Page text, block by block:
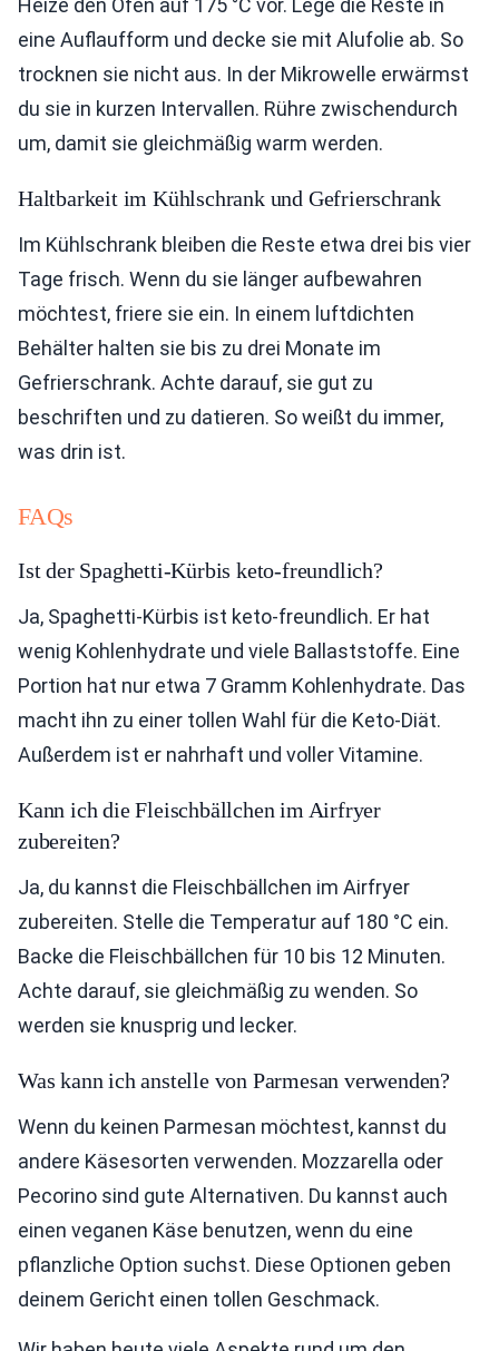
eine Auflaufform und decke sie mit Alufolie ab. So
trocknen sie nicht aus. In der Mikrowelle erwärmst
du sie in kurzen Intervallen. Rühre zwischendurch
um, damit sie gleichmäßig warm werden.
Haltbarkeit im Kühlschrank und Gefrierschrank
Im Kühlschrank bleiben die Reste etwa drei bis vier
Tage frisch. Wenn du sie länger aufbewahren
möchtest, friere sie ein. In einem luftdichten
Behälter halten sie bis zu drei Monate im
Gefrierschrank. Achte darauf, sie gut zu
beschriften und zu datieren. So weißt du immer,
was drin ist.
FAQs
Ist der Spaghetti-Kürbis keto-freundlich?
Ja, Spaghetti-Kürbis ist keto-freundlich. Er hat
wenig Kohlenhydrate und viele Ballaststoffe. Eine
Portion hat nur etwa 7 Gramm Kohlenhydrate. Das
macht ihn zu einer tollen Wahl für die Keto-Diät.
Außerdem ist er nahrhaft und voller Vitamine.
Kann ich die Fleischbällchen im Airfryer
zubereiten?
Ja, du kannst die Fleischbällchen im Airfryer
zubereiten. Stelle die Temperatur auf 180 °C ein.
Backe die Fleischbällchen für 10 bis 12 Minuten.
Achte darauf, sie gleichmäßig zu wenden. So
werden sie knusprig und lecker.
Was kann ich anstelle von Parmesan verwenden?
Wenn du keinen Parmesan möchtest, kannst du
andere Käsesorten verwenden. Mozzarella oder
Pecorino sind gute Alternativen. Du kannst auch
einen veganen Käse benutzen, wenn du eine
pflanzliche Option suchst. Diese Optionen geben
deinem Gericht einen tollen Geschmack.